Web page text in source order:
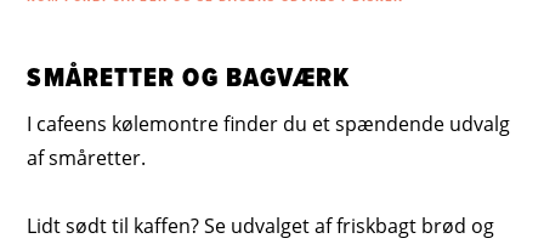
SMÅRETTER OG BAGVÆRK
I cafeens kølemontre finder du et spændende udvalg
af småretter.
Lidt sødt til kaffen? Se udvalget af friskbagt brød og